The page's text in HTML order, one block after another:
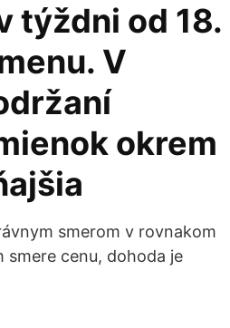
týždni od 18.
V
okrem
smerom v rovnakom
smere cenu, dohoda je